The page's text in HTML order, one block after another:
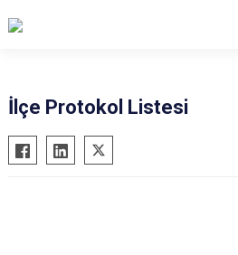
Akıncılar
Altınyayla
İlçe Protokol Listesi